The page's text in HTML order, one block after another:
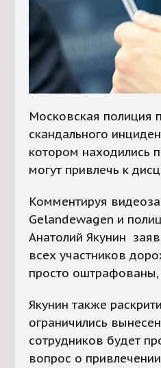
Московская полиция
скандального
котором находились
могут привлечь к
Комментируя
Gelandewagen и
Анатолий Якунин
всех участников
просто оштрафованы,
Якунин также
ограничились
сотрудников будет
вопрос о